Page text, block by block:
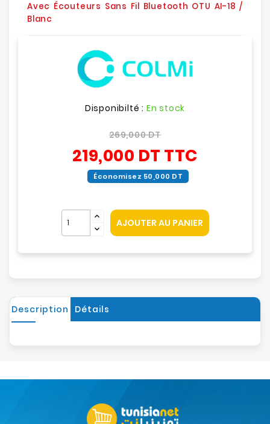
Avec Écouteurs Sans Fil Bluetooth OTU AI-18 /
Blanc
Disponibilté : En stock
269,000 DT
219,000 DT TTC
Économisez 50,000 DT
AJOUTER AU PANIER
Description Détails